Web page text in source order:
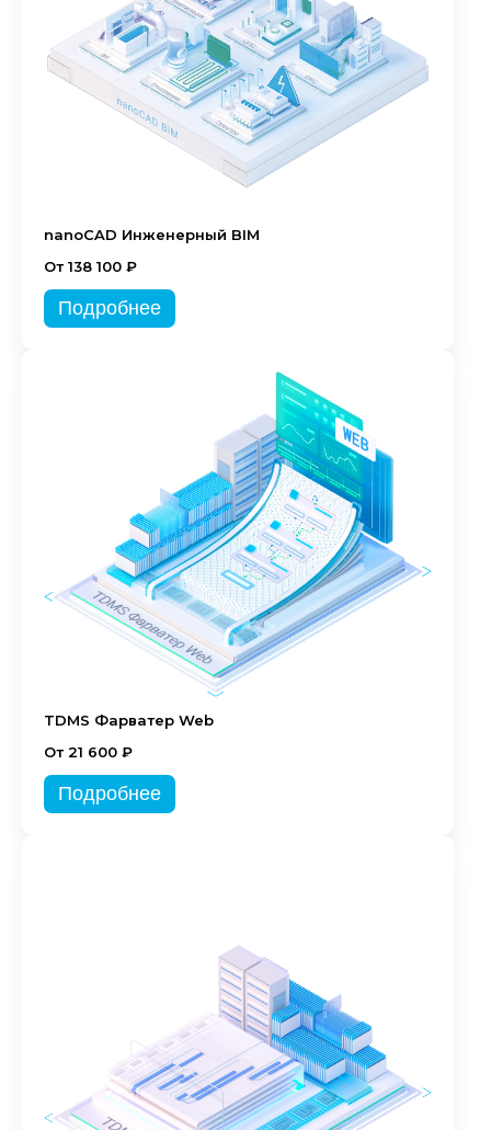
nanoCAD Инженерный BIM
От 138 100 ₽
Подробнее
TDMS Фарватер Web
От 21 600 ₽
Подробнее